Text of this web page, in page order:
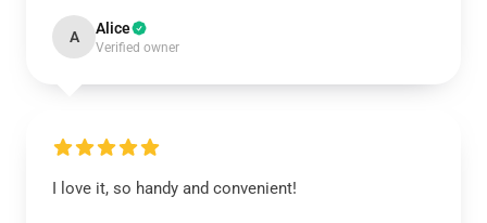
A Alice
Verified owner
I love it, so handy and convenient!